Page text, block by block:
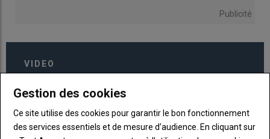
Publicité
VIDEO
Gestion des cookies
Ce site utilise des cookies pour garantir le bon fonctionnement
des services essentiels et de mesure d’audience. En cliquant sur